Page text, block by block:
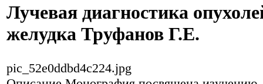
Лучевая диагностика
желудка Труфанов Г.Е.
pic_52e0ddbd4c224.jpg